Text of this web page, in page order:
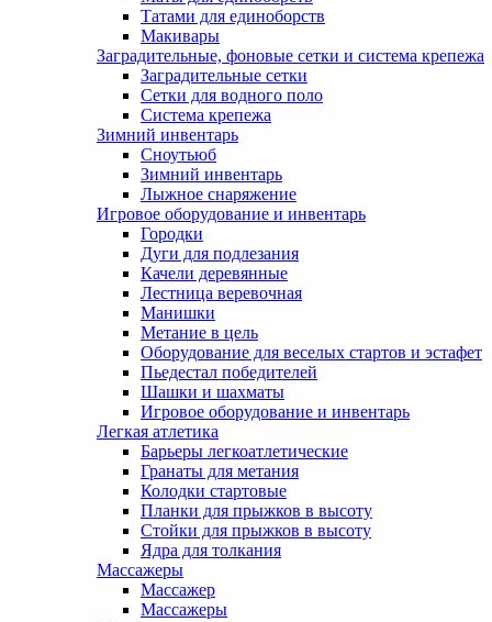
Татами для единоборств
Макивары
Заградительные, фоновые сетки и система крепежа
Заградительные сетки
Сетки для водного поло
Система крепежа
Зимний инвентарь
Сноутьюб
Зимний инвентарь
Лыжное снаряжение
Игровое оборудование и инвентарь
Городки
Дуги для подлезания
Качели деревянные
Лестница веревочная
Манишки
Метание в цель
Оборудование для веселых стартов и эстафет
Пьедестал победителей
Шашки и шахматы
Игровое оборудование и инвентарь
Легкая атлетика
Барьеры легкоатлетические
Гранаты для метания
Колодки стартовые
Планки для прыжков в высоту
Стойки для прыжков в высоту
Ядра для толкания
Массажеры
Массажер
Массажеры